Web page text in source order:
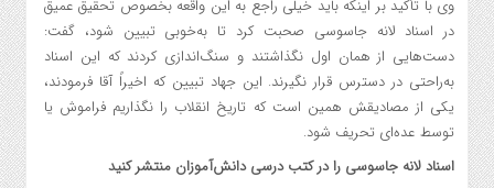
وی با تأکید بر اینکه باید خیلی راجع به این واقعه بخصوص تحقیق عمیق
در اسناد لانه جاسوسی صحبت کرد تا به‌خوبی تبیین شود، گفت:
دست‌هایی از همان اول نگذاشتند و سنگ‌اندازی کردند که این اسناد
به‌راحتی در دسترس قرار نگیرند. این جهاد تبیین که اخیراً آقا فرمودند،
یکی از مصادیقش همین است که تاریخ انقلاب را نگذاریم فراموش یا
توسط عده‌ای تحریف شود.
اسناد لانه جاسوسی را در کتب درسی دانش‌آموزان منتشر کنید